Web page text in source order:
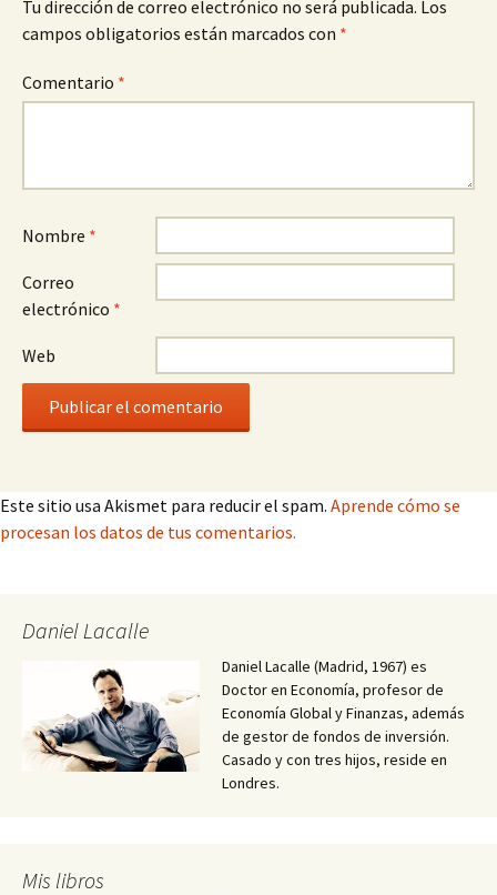
Tu dirección de correo electrónico no será publicada. Los
campos obligatorios están marcados con *
Comentario *
Nombre *
Correo
electrónico *
Web
Este sitio usa Akismet para reducir el spam. Aprende cómo se
procesan los datos de tus comentarios.
Daniel Lacalle
Daniel Lacalle (Madrid, 1967) es
Doctor en Economía, profesor de
Economía Global y Finanzas, además
de gestor de fondos de inversión.
Casado y con tres hijos, reside en
Londres.
Mis libros